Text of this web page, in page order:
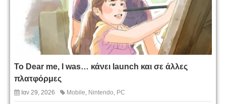
Το Dear me, I was… κάνει launch και σε άλλες
πλατφόρμες
Ιαν 29, 2026 Mobile, Nintendo, PC